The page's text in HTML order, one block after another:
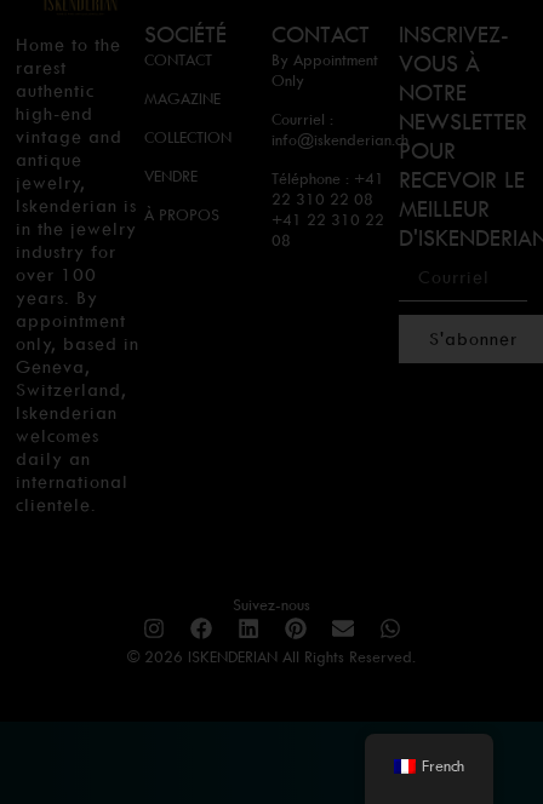
Home to the
rarest
authentic
high-end
vintage and
antique
jewelry,
Iskenderian is
in the jewelry
industry for
over 100
years. By
appointment
only, based in
Geneva,
Switzerland,
Iskenderian
welcomes
daily an
international
clientele.
SOCIÉTÉ
CONTACT
MAGAZINE
COLLECTION
VENDRE
À PROPOS
CONTACT
By Appointment
Only
Courriel :
info@iskenderian.ch
Téléphone : +41
22 310 22 08
+41 22 310 22
08
INSCRIVEZ-
VOUS À
NOTRE
NEWSLETTER
POUR
RECEVOIR LE
MEILLEUR
S'abonner
Suivez-nous
© 2026 ISKENDERIAN All Rights Reserved.
French